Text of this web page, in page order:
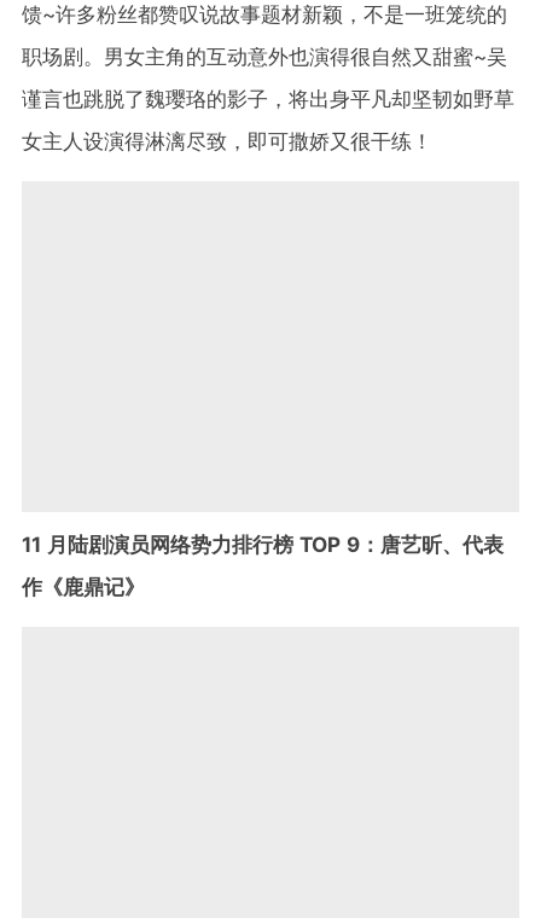
馈~许多粉丝都赞叹说故事题材新颖，不是一班笼统的
职场剧。男女主角的互动意外也演得很自然又甜蜜~吴
谨言也跳脱了魏璎珞的影子，将出身平凡却坚韧如野草
女主人设演得淋漓尽致，即可撒娇又很干练！
11 月陆剧演员网络势力排行榜 TOP 9：唐艺昕、代表
作《鹿鼎记》